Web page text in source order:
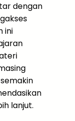
dengan
ini
lanjut.